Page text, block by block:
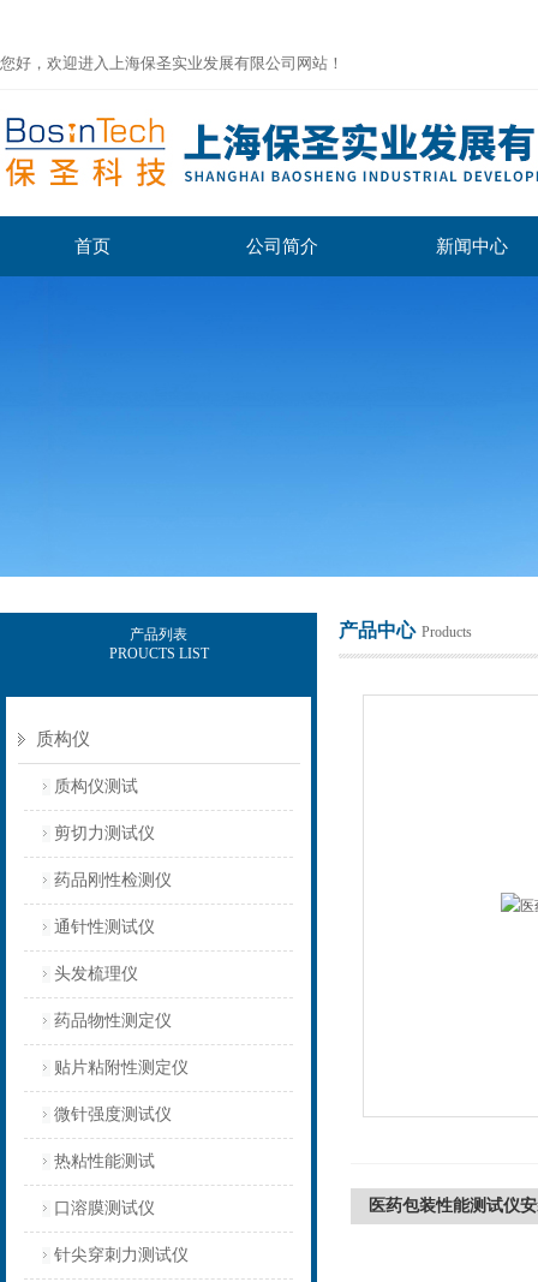
您好，欢迎进入上海保圣实业发展有限公司网站！
首页 公司简介 新闻中心
产品列表
PROUCTS LIST
质构仪
质构仪测试
剪切力测试仪
药品刚性检测仪
通针性测试仪
头发梳理仪
药品物性测定仪
贴片粘附性测定仪
微针强度测试仪
热粘性能测试
口溶膜测试仪
针尖穿刺力测试仪
产品中心 Products
医药包装性能测试仪